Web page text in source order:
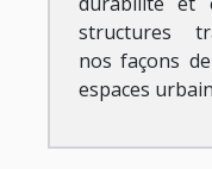
structures
nos façons
espaces